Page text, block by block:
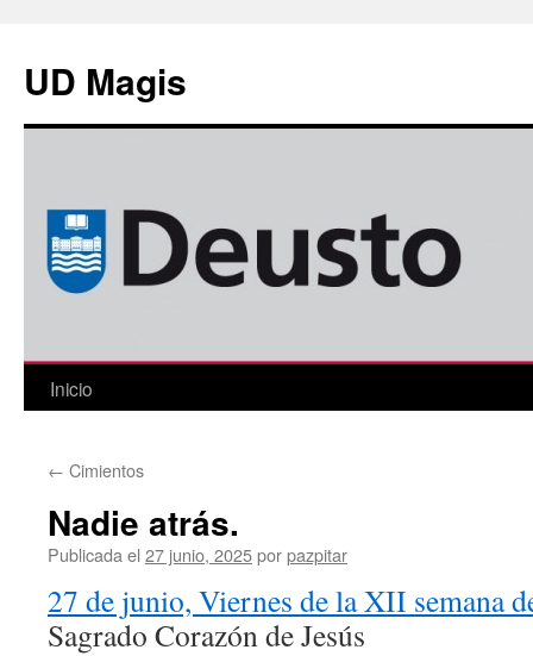
contenido
UD Magis
Inicio
← Cimientos
Nadie atrás.
Publicada el 27 junio, 2025porpazpitar
27 de junio, Viernes de la XII semana
Sagrado Corazón de Jesús